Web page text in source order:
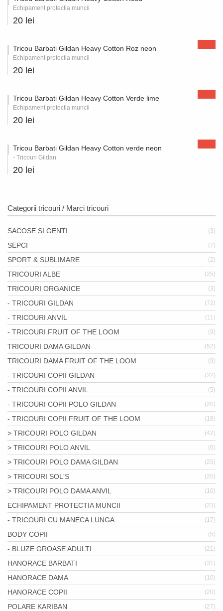
Echipament protectia muncii
20 lei
Tricou Barbati Gildan Heavy Cotton Roz neon
Echipament protectia muncii
20 lei
Tricou Barbati Gildan Heavy Cotton Verde lime
Echipament protectia muncii
20 lei
Tricou Barbati Gildan Heavy Cotton verde neon
- Tricouri Gildan
20 lei
Categorii tricouri / Marci tricouri
SACOSE SI GENTI (3)
SEPCI (7)
SPORT & SUBLIMARE (2)
TRICOURI ALBE (25)
TRICOURI ORGANICE (3)
- TRICOURI GILDAN (72)
- TRICOURI ANVIL (11)
- TRICOURI FRUIT OF THE LOOM (9)
TRICOURI DAMA GILDAN (52)
TRICOURI DAMA FRUIT OF THE LOOM (9)
- TRICOURI COPII GILDAN (22)
- TRICOURI COPII ANVIL (5)
- TRICOURI COPII POLO GILDAN (20)
- TRICOURI COPII FRUIT OF THE LOOM (18)
> TRICOURI POLO GILDAN (42)
> TRICOURI POLO ANVIL (6)
> TRICOURI POLO DAMA GILDAN (25)
> TRICOURI SOL'S (20)
> TRICOURI POLO DAMA ANVIL (10)
ECHIPAMENT PROTECTIA MUNCII (23)
- TRICOURI CU MANECA LUNGA (17)
BODY COPII (5)
- BLUZE GROASE ADULTI (21)
HANORACE BARBATI (31)
HANORACE DAMA (10)
HANORACE COPII (20)
POLARE KARIBAN (27)